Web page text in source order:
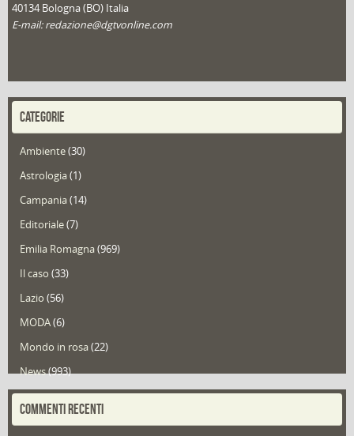
40134 Bologna (BO) Italia
E-mail: redazione@dgtvonline.com
CATEGORIE
Ambiente(30)
Astrologia(1)
Campania(14)
Editoriale(7)
Emilia Romagna(969)
Il caso (33)
Lazio (56)
MODA(6)
Mondo in rosa(22)
News(993)
Portfolio(1)
COMMENTI RECENTI